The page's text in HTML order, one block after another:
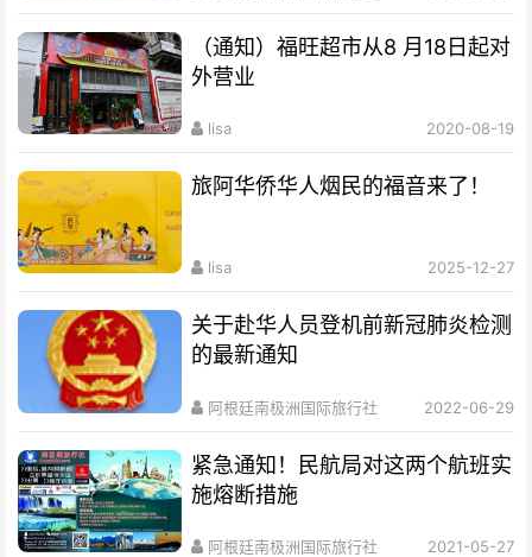
（通知）福旺超市从8 月18日起对
外营业
lisa 2020-08-19
旅阿华侨华人烟民的福音来了！
lisa 2025-12-27
关于赴华人员登机前新冠肺炎检测
的最新通知
阿根廷南极洲国际旅行社 2022-06-29
紧急通知！民航局对这两个航班实
施熔断措施
阿根廷南极洲国际旅行社 2021-05-27